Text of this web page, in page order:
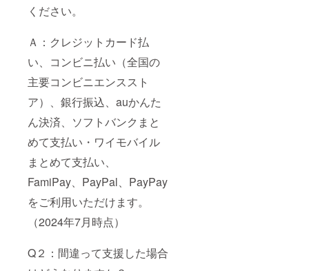
ください。
Ａ：クレジットカード払
い、コンビニ払い（全国の
主要コンビニエンススト
ア）、銀行振込、auかんた
ん決済、ソフトバンクまと
めて支払い・ワイモバイル
まとめて支払い、
FamiPay、PayPal、PayPay
をご利用いただけます。
（2024年7月時点）
Q２：間違って支援した場合